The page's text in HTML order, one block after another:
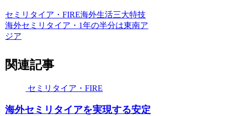
セミリタイア・FIRE海外生活三大特技
海外セミリタイア・1年の半分は東南ア
ジア
関連記事
セミリタイア・FIRE
海外セミリタイアを実現する安定